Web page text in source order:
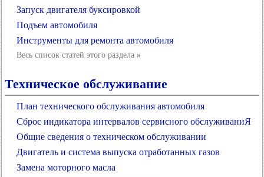
Запуск двигателя буксировкой
Подъем автомобиля
Инструменты для ремонта автомобиля
Весь список статей этого раздела »
Техническое обслуживание
План технического обслуживания автомобиля
Сброс индикатора интервалов сервисного обслуживаниЯ
Общие сведения о техническом обслуживании
Двигатель и система выпуска отработанных газов
Замена моторного масла